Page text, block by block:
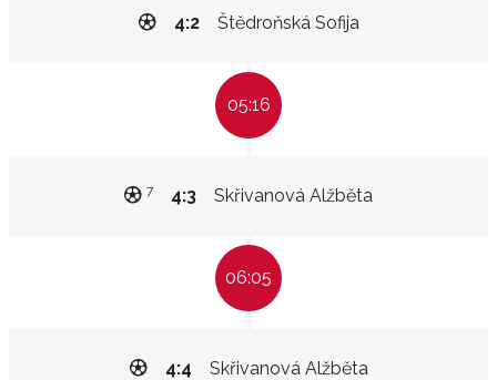
Štědroňská Sofija
4:2
05:16
Skřivanová Alžběta
4:3
7
06:05
Skřivanová Alžběta
4:4